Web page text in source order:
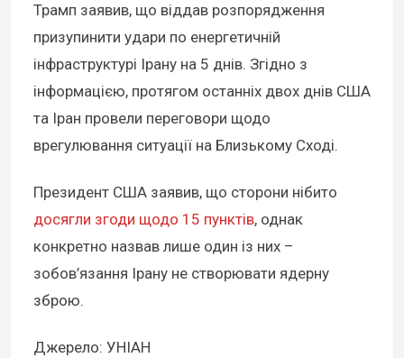
Трамп заявив, що віддав розпорядження
призупинити удари по енергетичній
інфраструктурі Ірану на 5 днів. Згідно з
інформацією, протягом останніх двох днів США
та Іран провели переговори щодо
врегулювання ситуації на Близькому Сході.
Президент США заявив, що сторони нібито
досягли згоди щодо 15 пунктів, однак
конкретно назвав лише один із них –
зобов’язання Ірану не створювати ядерну
зброю.
Джерело: УНІАН